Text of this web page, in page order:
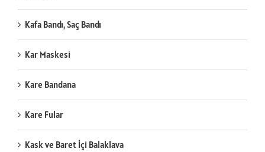
Kafa Bandı, Saç Bandı
Kar Maskesi
Kare Bandana
Kare Fular
Kask ve Baret İçi Balaklava